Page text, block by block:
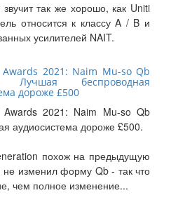
так же хорошо, как Uniti
относится к классу A / B и
усилителей NAIT.
2021: Naim Mu-so Qb
беспроводная
дороже £500
2021: Naim Mu-so Qb
аудиосистема дороже £500.
похож на предыдущую
не изменил форму Qb - так что
чем полное изменение...